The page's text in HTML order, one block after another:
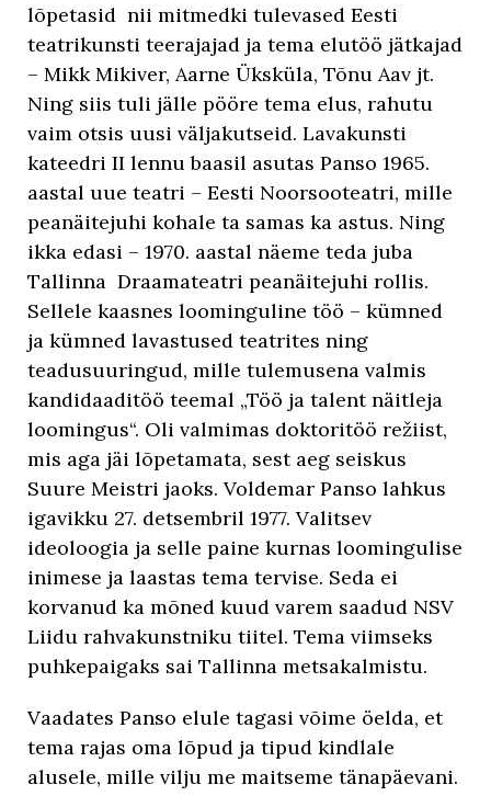
lõpetasid nii mitmedki tulevased Eesti
teatrikunsti teerajajad ja tema elutöö jätkajad
– Mikk Mikiver, Aarne Üksküla, Tõnu Aav jt.
Ning siis tuli jälle pööre tema elus, rahutu
vaim otsis uusi väljakutseid. Lavakunsti
kateedri II lennu baasil asutas Panso 1965.
aastal uue teatri – Eesti Noorsooteatri, mille
peanäitejuhi kohale ta samas ka astus. Ning
ikka edasi – 1970. aastal näeme teda juba
Tallinna Draamateatri peanäitejuhi rollis.
Sellele kaasnes loominguline töö – kümned
ja kümned lavastused teatrites ning
teadusuuringud, mille tulemusena valmis
kandidaaditöö teemal „Töö ja talent näitleja
loomingus“. Oli valmimas doktoritöö režiist,
mis aga jäi lõpetamata, sest aeg seiskus
Suure Meistri jaoks. Voldemar Panso lahkus
igavikku 27. detsembril 1977. Valitsev
ideoloogia ja selle paine kurnas loomingulise
inimese ja laastas tema tervise. Seda ei
korvanud ka mõned kuud varem saadud NSV
Liidu rahvakunstniku tiitel. Tema viimseks
puhkepaigaks sai Tallinna metsakalmistu.
Vaadates Panso elule tagasi võime öelda, et
tema rajas oma lõpud ja tipud kindlale
alusele, mille vilju me maitseme tänapäevani.